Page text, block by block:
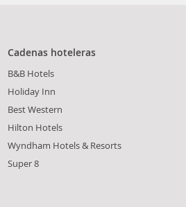
Cadenas hoteleras
B&B Hotels
Holiday Inn
Best Western
Hilton Hotels
Wyndham Hotels & Resorts
Super 8